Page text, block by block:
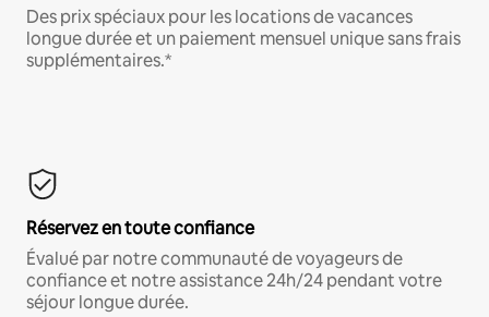
Des prix spéciaux pour les locations de vacances
longue durée et un paiement mensuel unique sans frais
supplémentaires.*
Réservez en toute confiance
Évalué par notre communauté de voyageurs de
confiance et notre assistance 24h/24 pendant votre
séjour longue durée.